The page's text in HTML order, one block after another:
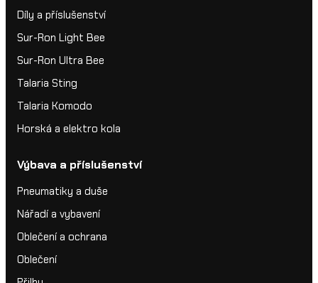
Díly a příslušenství
Sur-Ron Light Bee
Sur-Ron Ultra Bee
Talaria Sting
Talaria Komodo
Horská a elektro kola
Výbava a příslušenství
Pneumatiky a duše
Nářadí a vybavení
Oblečení a ochrana
Oblečení